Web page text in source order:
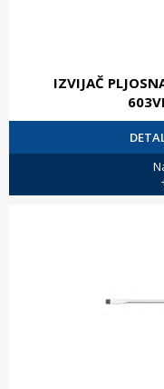
IZVIJAČ